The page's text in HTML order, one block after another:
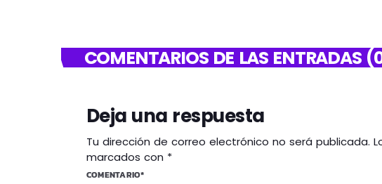
COMENTARIOS DE LAS ENTRADAS
Deja una respuesta
Tu dirección de correo electrónico no será publicada.
marcados con *
COMENTARIO*